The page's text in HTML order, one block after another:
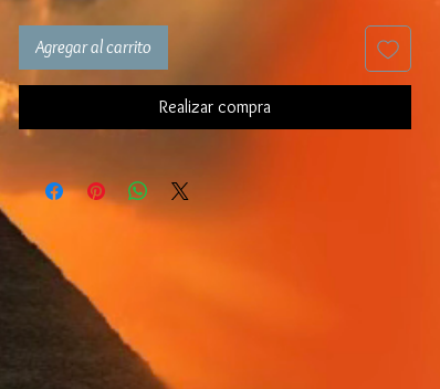
Agregar al carrito
Realizar compra